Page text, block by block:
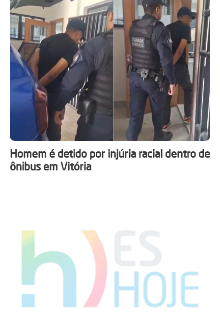
Homem é detido por injúria racial dentro de
ônibus em Vitória